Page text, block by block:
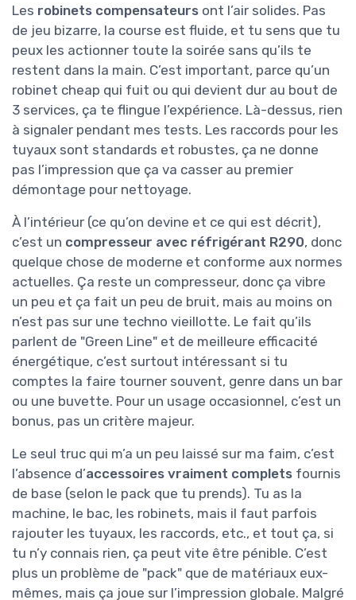
Les robinets compensateurs ont l’air solides. Pas
de jeu bizarre, la course est fluide, et tu sens que tu
peux les actionner toute la soirée sans qu’ils te
restent dans la main. C’est important, parce qu’un
robinet cheap qui fuit ou qui devient dur au bout de
3 services, ça te flingue l’expérience. Là-dessus, rien
à signaler pendant mes tests. Les raccords pour les
tuyaux sont standards et robustes, ça ne donne
pas l’impression que ça va casser au premier
démontage pour nettoyage.
À l’intérieur (ce qu’on devine et ce qui est décrit),
c’est un compresseur avec réfrigérant R290, donc
quelque chose de moderne et conforme aux normes
actuelles. Ça reste un compresseur, donc ça vibre
un peu et ça fait un peu de bruit, mais au moins on
n’est pas sur une techno vieillotte. Le fait qu’ils
parlent de "Green Line" et de meilleure efficacité
énergétique, c’est surtout intéressant si tu
comptes la faire tourner souvent, genre dans un bar
ou une buvette. Pour un usage occasionnel, c’est un
bonus, pas un critère majeur.
Le seul truc qui m’a un peu laissé sur ma faim, c’est
l’absence d’accessoires vraiment complets fournis
de base (selon le pack que tu prends). Tu as la
machine, le bac, les robinets, mais il faut parfois
rajouter les tuyaux, les raccords, etc., et tout ça, si
tu n’y connais rien, ça peut vite être pénible. C’est
plus un problème de "pack" que de matériaux eux-
mêmes, mais ça joue sur l’impression globale. Malgré